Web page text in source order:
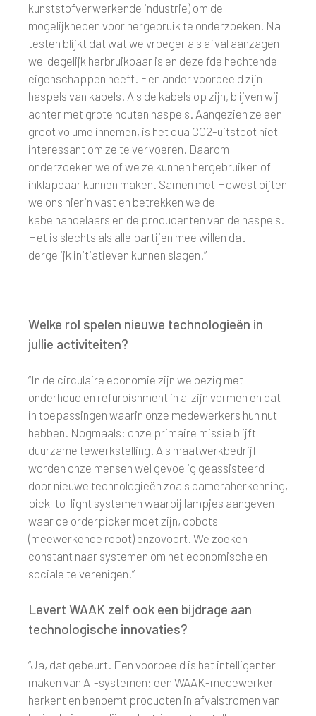
kunststofverwerkende industrie) om de
mogelijkheden voor hergebruik te onderzoeken. Na
testen blijkt dat wat we vroeger als afval aanzagen
wel degelijk herbruikbaar is en dezelfde hechtende
eigenschappen heeft. Een ander voorbeeld zijn
haspels van kabels. Als de kabels op zijn, blijven wij
achter met grote houten haspels. Aangezien ze een
groot volume innemen, is het qua CO2-uitstoot niet
interessant om ze te vervoeren. Daarom
onderzoeken we of we ze kunnen hergebruiken of
inklapbaar kunnen maken. Samen met Howest bijten
we ons hierin vast en betrekken we de
kabelhandelaars en de producenten van de haspels.
Het is slechts als alle partijen mee willen dat
dergelijk initiatieven kunnen slagen.”
Welke rol spelen nieuwe technologieën in
jullie activiteiten?
“In de circulaire economie zijn we bezig met
onderhoud en refurbishment in al zijn vormen en dat
in toepassingen waarin onze medewerkers hun nut
hebben. Nogmaals: onze primaire missie blijft
duurzame tewerkstelling. Als maatwerkbedrijf
worden onze mensen wel gevoelig geassisteerd
door nieuwe technologieën zoals cameraherkenning,
pick-to-light systemen waarbij lampjes aangeven
waar de orderpicker moet zijn, cobots
(meewerkende robot) enzovoort. We zoeken
constant naar systemen om het economische en
sociale te verenigen.”
Levert WAAK zelf ook een bijdrage aan
technologische innovaties?
“Ja, dat gebeurt. Een voorbeeld is het intelligenter
maken van AI-systemen: een WAAK-medewerker
herkent en benoemt producten in afvalstromen van